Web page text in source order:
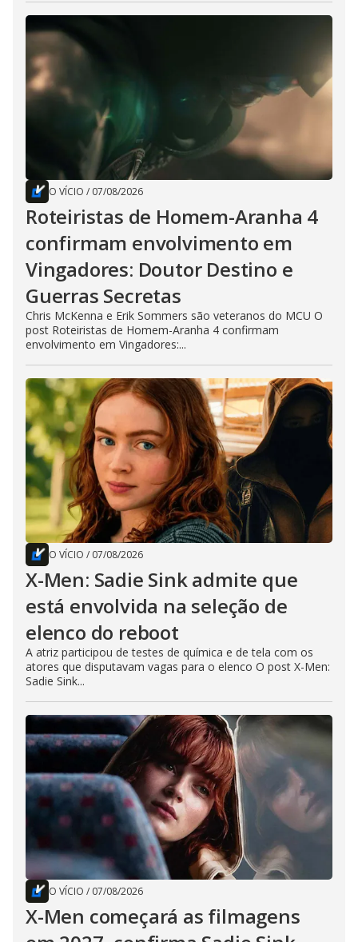
O VÍCIO / 07/08/2026
Roteiristas de Homem-Aranha 4
confirmam envolvimento em
Vingadores: Doutor Destino e
Guerras Secretas
Chris McKenna e Erik Sommers são veteranos do MCU O
post Roteiristas de Homem-Aranha 4 confirmam
envolvimento em Vingadores:...
O VÍCIO / 07/08/2026
X-Men: Sadie Sink admite que
está envolvida na seleção de
elenco do reboot
A atriz participou de testes de química e de tela com os
atores que disputavam vagas para o elenco O post X-Men:
Sadie Sink...
O VÍCIO / 07/08/2026
X-Men começará as filmagens